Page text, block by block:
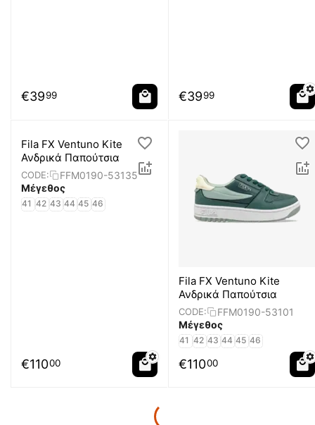
€3999 €3999
Fila FX Ventuno Kite
Ανδρικά Παπούτσια
CODE:
FFM0190-53135
Μέγεθος
41 42 43 44 45 46
€11000
Fila FX Ventuno Kite
Ανδρικά Παπούτσια
CODE:
FFM0190-53101
Μέγεθος
41 42 43 44 45 46
€11000